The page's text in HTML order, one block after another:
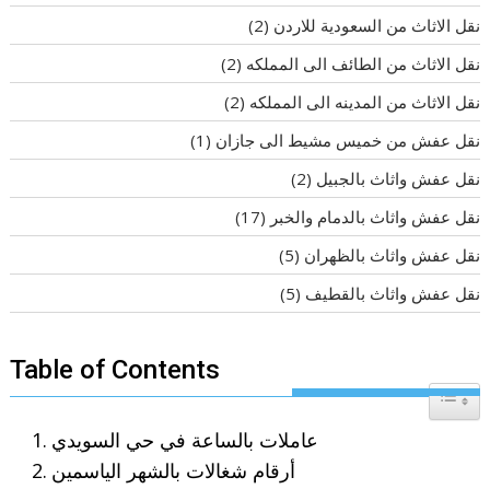
نقل الاثاث من السعودية للاردن (2)
نقل الاثاث من الطائف الى المملكه (2)
نقل الاثاث من المدينه الى المملكه (2)
نقل عفش من خميس مشيط الى جازان (1)
نقل عفش واثاث بالجبيل (2)
نقل عفش واثاث بالدمام والخبر (17)
نقل عفش واثاث بالظهران (5)
نقل عفش واثاث بالقطيف (5)
Table of Contents
Toggle
عاملات بالساعة في حي السويدي
أرقام شغالات بالشهر الياسمين